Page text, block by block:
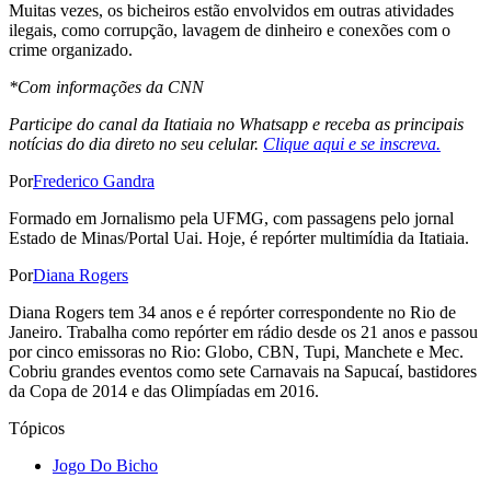
Muitas vezes, os bicheiros estão envolvidos em outras atividades
ilegais, como corrupção, lavagem de dinheiro e conexões com o
crime organizado.
*Com informações da CNN
Participe do canal da Itatiaia no Whatsapp e receba as principais
notícias do dia direto no seu celular. Clique aqui e se inscreva.
PorFrederico Gandra
Formado em Jornalismo pela UFMG, com passagens pelo jornal
Estado de Minas/Portal Uai. Hoje, é repórter multimídia da Itatiaia.
PorDiana Rogers
Diana Rogers tem 34 anos e é repórter correspondente no Rio de
Janeiro. Trabalha como repórter em rádio desde os 21 anos e passou
por cinco emissoras no Rio: Globo, CBN, Tupi, Manchete e Mec.
Cobriu grandes eventos como sete Carnavais na Sapucaí, bastidores
da Copa de 2014 e das Olimpíadas em 2016.
Tópicos
Jogo Do Bicho